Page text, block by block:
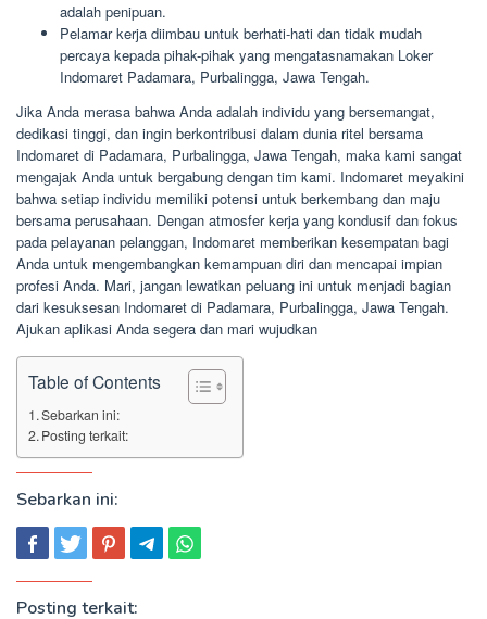
adalah penipuan.
Pelamar kerja diimbau untuk berhati-hati dan tidak mudah
percaya kepada pihak-pihak yang mengatasnamakan Loker
Indomaret Padamara, Purbalingga, Jawa Tengah.
Jika Anda merasa bahwa Anda adalah individu yang bersemangat,
dedikasi tinggi, dan ingin berkontribusi dalam dunia ritel bersama
Indomaret di Padamara, Purbalingga, Jawa Tengah, maka kami sangat
mengajak Anda untuk bergabung dengan tim kami. Indomaret meyakini
bahwa setiap individu memiliki potensi untuk berkembang dan maju
bersama perusahaan. Dengan atmosfer kerja yang kondusif dan fokus
pada pelayanan pelanggan, Indomaret memberikan kesempatan bagi
Anda untuk mengembangkan kemampuan diri dan mencapai impian
profesi Anda. Mari, jangan lewatkan peluang ini untuk menjadi bagian
dari kesuksesan Indomaret di Padamara, Purbalingga, Jawa Tengah.
Ajukan aplikasi Anda segera dan mari wujudkan
Table of Contents
Sebarkan ini:
Posting terkait:
Sebarkan ini:
Posting terkait: